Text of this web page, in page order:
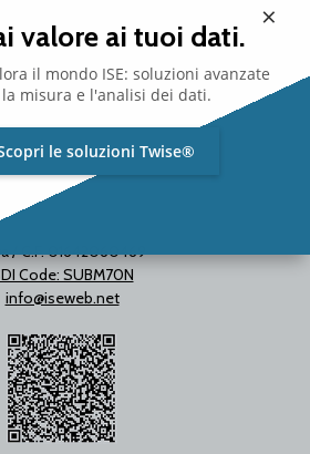
/ C.F. 01642060469
Code: SUBM70N
info@iseweb.net
×
valore ai tuoi dati.
il mondo ISE: soluzioni avanzate
misura e l'analisi dei dati.
le soluzioni Twise®